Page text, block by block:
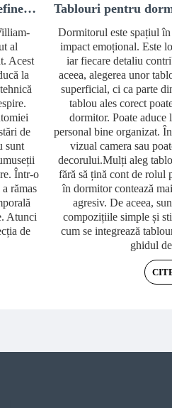
De ce arta lui William-Adolphe Bouguereau definește luxul clasic
al
Acest
la
de
sunt
Într-o
rămas
Atunci
de
Dormitorul este spațiul
impact emoțional. Este
iar fiecare detaliu
aceea, alegerea unor
superficial, ci ca parte
tablou ales corect
dormitor. Poate aduce
personal bine organizat.
vizual camera sau
decorului.Mulți aleg
fără să țină cont de rolul
în dormitor contează
agresiv. De aceea,
compozițiile simple și
cum se integrează
ghidul